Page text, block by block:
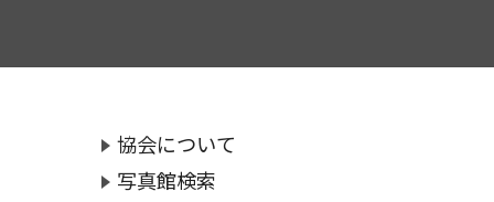
協会について
写真館検索